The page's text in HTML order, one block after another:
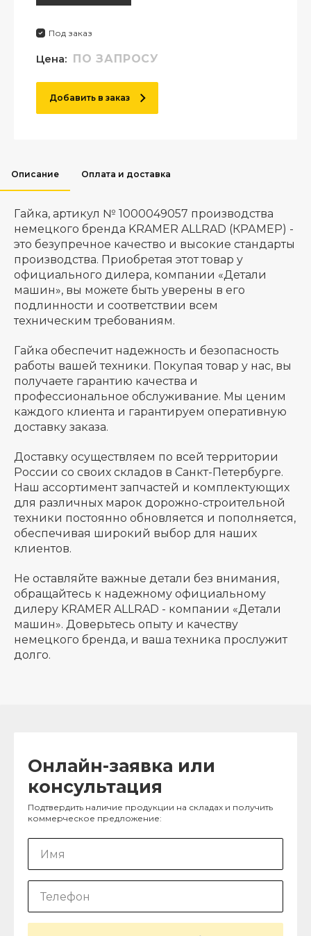
Под заказ
Цена: ПО ЗАПРОСУ
Добавить в заказ
Описание Оплата и доставка
Гайка, артикул № 1000049057 производства
немецкого бренда KRAMER ALLRAD (КРАМЕР) -
это безупречное качество и высокие стандарты
производства. Приобретая этот товар у
официального дилера, компании «Детали
машин», вы можете быть уверены в его
подлинности и соответствии всем
техническим требованиям.
Гайка обеспечит надежность и безопасность
работы вашей техники. Покупая товар у нас, вы
получаете гарантию качества и
профессиональное обслуживание. Мы ценим
каждого клиента и гарантируем оперативную
доставку заказа.
Доставку осуществляем по всей территории
России со своих складов в Санкт-Петербурге.
Наш ассортимент запчастей и комплектующих
для различных марок дорожно-строительной
техники постоянно обновляется и пополняется,
обеспечивая широкий выбор для наших
клиентов.
Не оставляйте важные детали без внимания,
обращайтесь к надежному официальному
дилеру KRAMER ALLRAD - компании «Детали
машин». Доверьтесь опыту и качеству
немецкого бренда, и ваша техника прослужит
долго.
Онлайн-заявка или
консультация
Подтвердить наличие продукции на складах и получить
коммерческое предложение: